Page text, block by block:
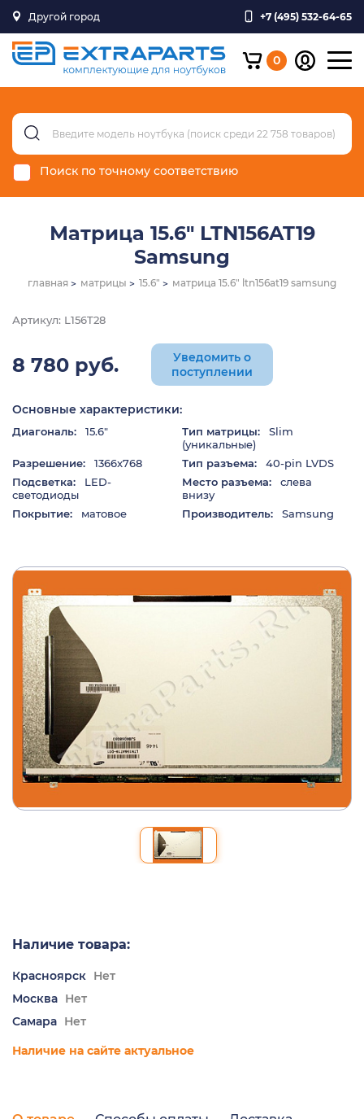
Другой город +7 (495) 532-64-65
0
Поиск по точному соответствию
Матрица 15.6" LTN156AT19
Samsung
главная матрицы 15.6" матрица 15.6" ltn156at19 samsung
Артикул: L156T28
8 780 руб.
Уведомить о
поступлении
Основные характеристики:
Диагональ: 15.6" Тип матрицы:
Slim
(уникальные)
Разрешение:
1366x768 Тип разъема:
40-pin LVDS
Подсветка:
LED-
светодиоды
Место разъема:
слева
внизу
Покрытие:
матовое Производитель: Samsung
Наличие товара:
Красноярск Нет
Москва Нет
Самара Нет
Наличие на сайте актуальное